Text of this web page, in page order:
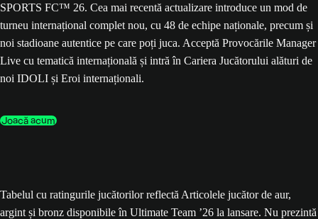
SPORTS FC™ 26. Cea mai recentă actualizare introduce un mod de
turneu internațional complet nou, cu 48 de echipe naționale, precum și
noi stadioane autentice pe care poți juca. Acceptă Provocările Manager
Live cu tematică internațională și intră în Cariera Jucătorului alături de
noi IDOLI și Eroi internaționali.
Joacă acum
Tabelul cu ratingurile jucătorilor reflectă Articolele jucător de aur,
argint și bronz disponibile în Ultimate Team ’26 la lansare. Nu prezintă